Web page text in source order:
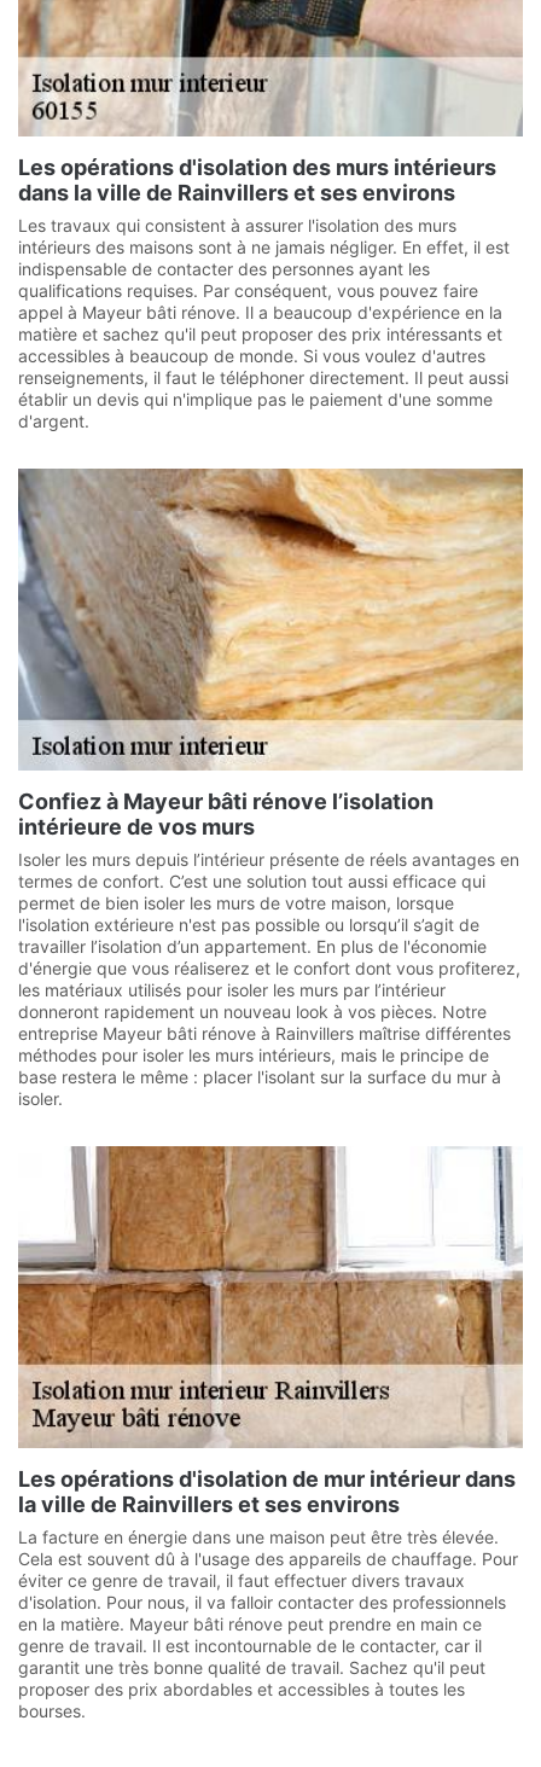
Les opérations d'isolation des murs intérieurs
dans la ville de Rainvillers et ses environs
Les travaux qui consistent à assurer l'isolation des murs
intérieurs des maisons sont à ne jamais négliger. En effet, il est
indispensable de contacter des personnes ayant les
qualifications requises. Par conséquent, vous pouvez faire
appel à Mayeur bâti rénove. Il a beaucoup d'expérience en la
matière et sachez qu'il peut proposer des prix intéressants et
accessibles à beaucoup de monde. Si vous voulez d'autres
renseignements, il faut le téléphoner directement. Il peut aussi
établir un devis qui n'implique pas le paiement d'une somme
d'argent.
Confiez à Mayeur bâti rénove l’isolation
intérieure de vos murs
Isoler les murs depuis l’intérieur présente de réels avantages en
termes de confort. C’est une solution tout aussi efficace qui
permet de bien isoler les murs de votre maison, lorsque
l'isolation extérieure n'est pas possible ou lorsqu’il s’agit de
travailler l’isolation d’un appartement. En plus de l'économie
d'énergie que vous réaliserez et le confort dont vous profiterez,
les matériaux utilisés pour isoler les murs par l’intérieur
donneront rapidement un nouveau look à vos pièces. Notre
entreprise Mayeur bâti rénove à Rainvillers maîtrise différentes
méthodes pour isoler les murs intérieurs, mais le principe de
base restera le même : placer l'isolant sur la surface du mur à
isoler.
Les opérations d'isolation de mur intérieur dans
la ville de Rainvillers et ses environs
La facture en énergie dans une maison peut être très élevée.
Cela est souvent dû à l'usage des appareils de chauffage. Pour
éviter ce genre de travail, il faut effectuer divers travaux
d'isolation. Pour nous, il va falloir contacter des professionnels
en la matière. Mayeur bâti rénove peut prendre en main ce
genre de travail. Il est incontournable de le contacter, car il
garantit une très bonne qualité de travail. Sachez qu'il peut
proposer des prix abordables et accessibles à toutes les
bourses.